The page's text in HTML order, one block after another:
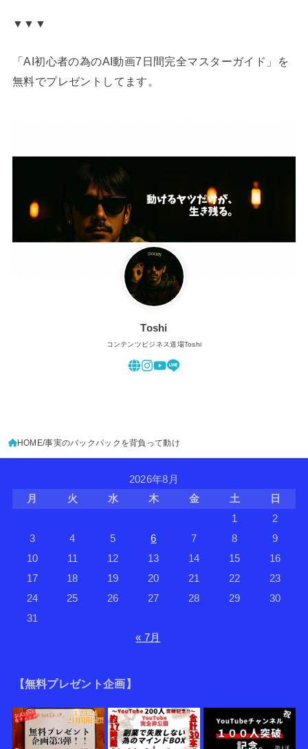
▼▼▼
「AI初心者の為のAI動画7日間完全マスターガイド」を
無料でプレゼントしてます。
Toshi
コンテンツビジネス道場Toshi
HOME 事実のバックパックを背負って動け
2026年8月
月
火 水 木 金 土
日
1
2
3
4 5 6 7 8
9
10
11 12 13 14 15
16
17
18 19 20 21 22
23
24
25 26 27 28 29
30
31
« 7月
【無料プレゼント企画】